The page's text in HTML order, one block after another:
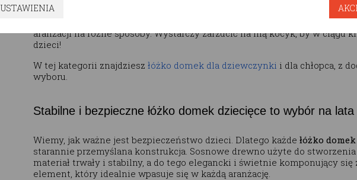
nieograniczona.
może więc każdego dnia być
królewski zamek, a pojutrze ? statek pędzący przed siebie w nieznane.
aranżacji na różne sposoby. Wystarczy zarzucić na nią kocyk, by w
dzieci!
W tej kategorii znajdziesz łóżko domek dla dziewczynki i dla chłopca, z
wyboru.
Stabilne i bezpieczne łóżko domek dziecięce to wybór na lata
Wiemy, jak ważne jest bezpieczeństwo dzieci. Dlatego każde łóżko
starannie przemyślana konstrukcja. Sosnowe drewno użyte do
materiał trwały i stabilny, a do tego elegancki i świetnie komponujący
element, który idealnie wpasuje się w każdą aranżację.
USTAWIENIA